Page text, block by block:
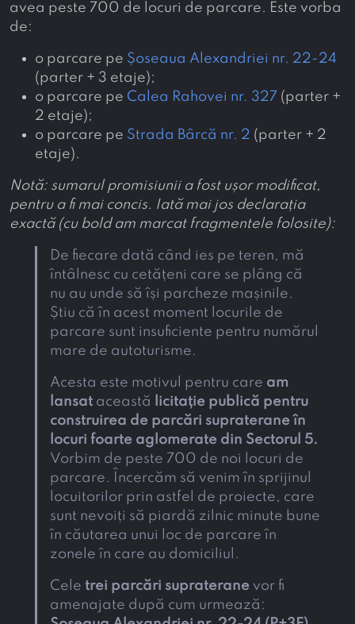
avea peste 700 de locuri de parcare. Este vorba
de:
o parcare pe Șoseaua Alexandriei nr. 22-24
(parter + 3 etaje);
o parcare pe Calea Rahovei nr. 327 (parter +
2 etaje);
o parcare pe Strada Bârcă nr. 2 (parter + 2
etaje).
Notă: sumarul promisiunii a fost ușor modificat,
pentru a fi mai concis. Iată mai jos declarația
exactă (cu bold am marcat fragmentele folosite):
De fiecare dată când ies pe teren, mă
întâlnesc cu cetățeni care se plâng că
nu au unde să își parcheze mașinile.
Știu că în acest moment locurile de
parcare sunt insuficiente pentru numărul
mare de autoturisme.
Acesta este motivul pentru care am
lansat această
licitație publică pentru
construirea de parcări supraterane în
locuri foarte aglomerate din Sectorul 5.
Vorbim de peste 700 de noi locuri de
parcare. Încercăm să venim în sprijinul
locuitorilor prin astfel de proiecte, care
sunt nevoiți să piardă zilnic minute bune
în căutarea unui loc de parcare în
zonele în care au domiciliul.
Cele trei parcări supraterane vor fi
amenajate după cum urmează: